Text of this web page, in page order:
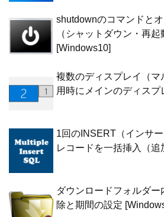
shutdownのコマンドと
（シャットダウン・再起
[Windows10]
複数のディスプレイ（マ
用時にメインのディスプ
1回のINSERT（インサ
レコードを一括挿入（追
ダウンロードフォルダー
除と期間の設定